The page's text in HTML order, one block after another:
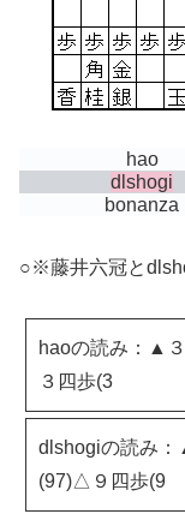
hao
dlshogi
bonanza
○※藤井六冠と
haoの読み：▲
３四歩(3
dlshogiの読み
(97)△９四歩(9